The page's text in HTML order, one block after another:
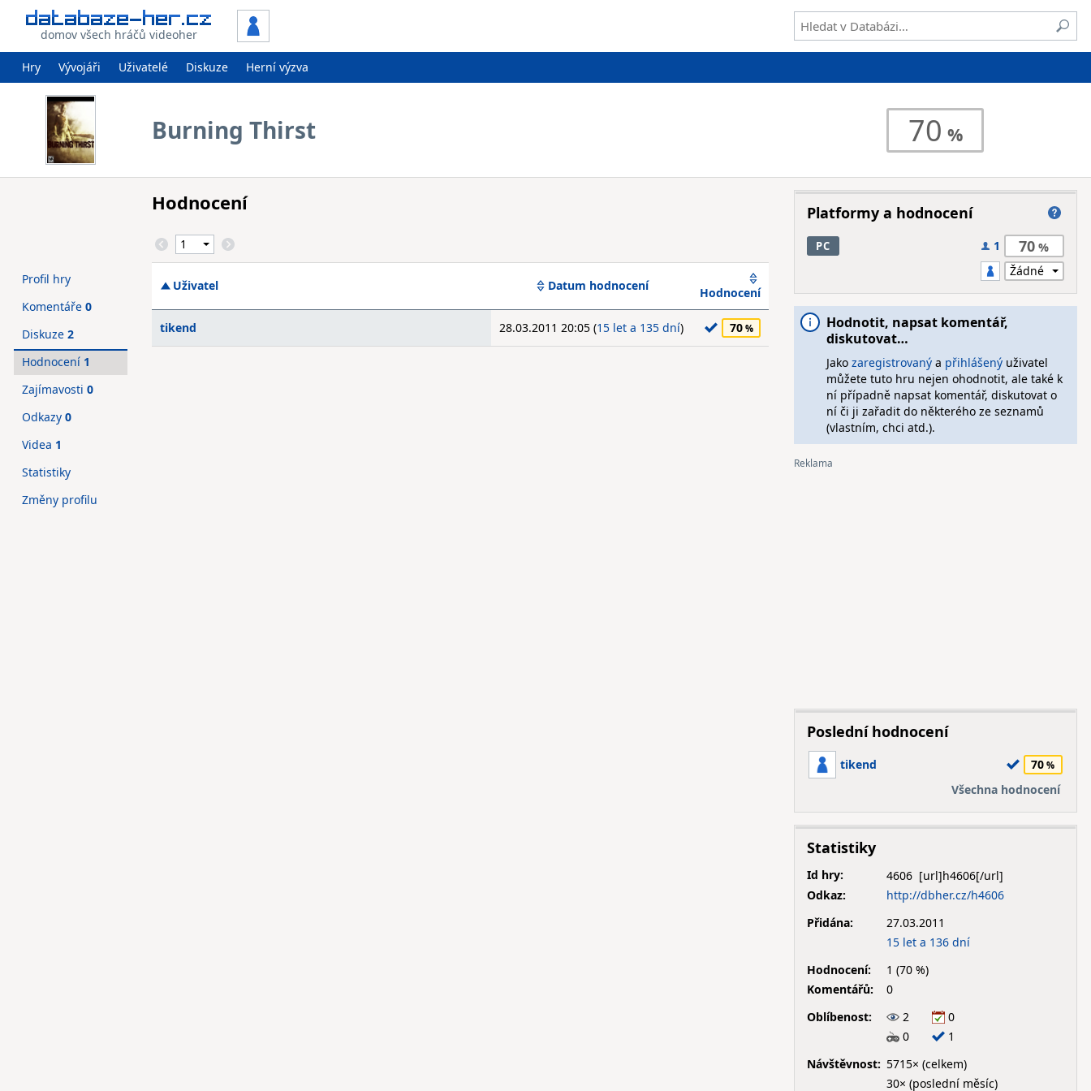
domov všech hráčů videoher
Hry Vývojáři Uživatelé Diskuze Herní výzva
Burning Thirst 70
Hodnocení
Uživatel Datum hodnocení Hodnocení
tikend 28.03.2011 20:05 (15 let a 135 dní) 70
Profil hry
Komentáře 0
Diskuze 2
Hodnocení 1
Zajímavosti 0
Odkazy 0
Videa 1
Statistiky
Změny profilu
Platformy a hodnocení
PC 1 70
Hodnotit, napsat komentář,
diskutovat…
Jako zaregistrovanýa přihlášenýuživatel
můžete tuto hru nejen ohodnotit, ale také k
ní případně napsat komentář, diskutovat o
ní či ji zařadit do některého ze seznamů
(vlastním, chci atd.).
Poslední hodnocení
tikend
70
Všechna hodnocení
Statistiky
Id hry:
4606
Odkaz:
http://dbher.cz/h4606
Přidána:
27.03.2011
15 let a 136 dní
Hodnocení:
1 (70 %)
Komentářů:
0
Oblíbenost:
2
0
0
1
Návštěvnost: 5715× (celkem)
30× (poslední měsíc)